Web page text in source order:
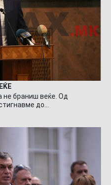
не браниш веќе. Од
до…